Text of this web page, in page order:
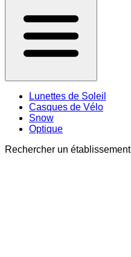
Lunettes de Soleil
Casques de Vélo
Snow
Optique
Rechercher un établissement